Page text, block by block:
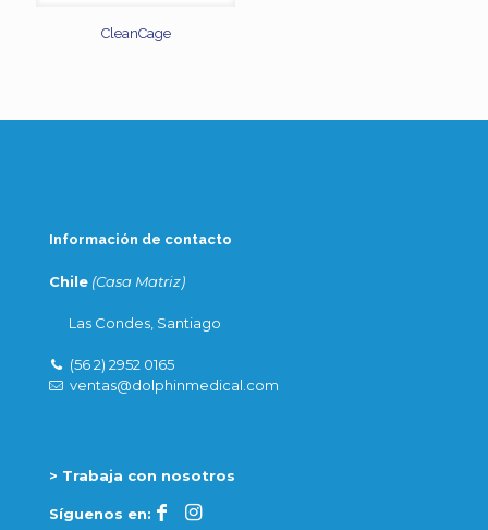
CleanCage
Información de contacto
Chile (Casa Matriz)
Las Condes, Santiago
(56 2) 2952 0165
ventas@dolphinmedical.com
> Trabaja con nosotros
Síguenos en: